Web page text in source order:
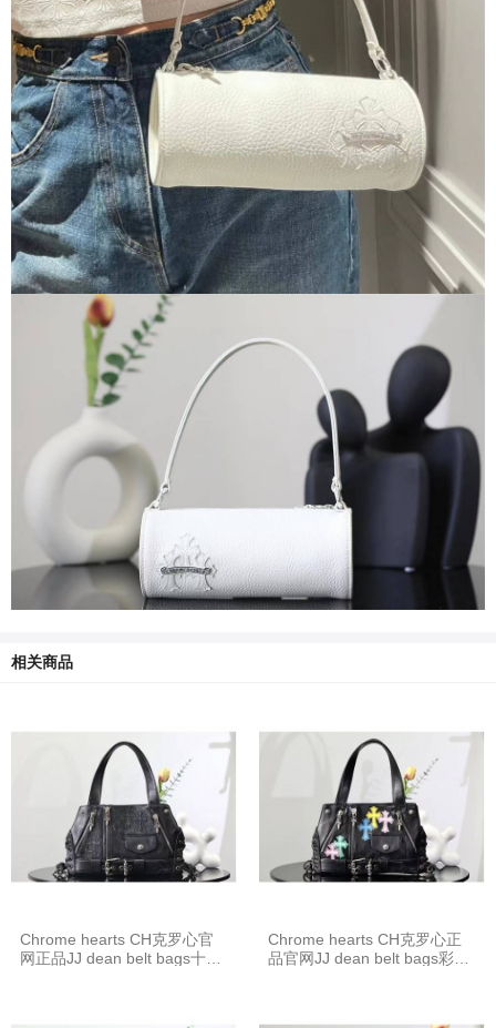
相关商品
Chrome hearts CH克罗心官
网正品JJ dean belt bags十字
Chrome hearts CH克罗心正
品官网JJ dean belt bags彩色